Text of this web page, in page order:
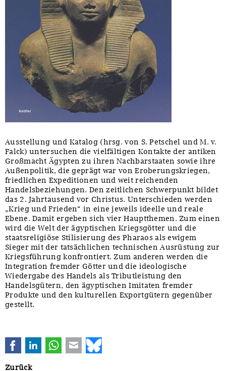
Ausstellung und Katalog (hrsg. von S. Petschel und M. v.
Falck) untersuchen die vielfältigen Kontakte der antiken
Großmacht Ägypten zu ihren Nachbarstaaten sowie ihre
Außenpolitik, die geprägt war von Eroberungskriegen,
friedlichen Expeditionen und weit reichenden
Handelsbeziehungen. Den zeitlichen Schwerpunkt bildet
das 2. Jahrtausend vor Christus. Unterschieden werden
„Krieg und Frieden“ in eine jeweils ideelle und reale
Ebene. Damit ergeben sich vier Hauptthemen. Zum einen
wird die Welt der ägyptischen Kriegsgötter und die
staatsreligiöse Stilisierung des Pharaos als ewigem
Sieger mit der tatsächlichen technischen Ausrüstung zur
Kriegsführung konfrontiert. Zum anderen werden die
Integration fremder Götter und die ideologische
Wiedergabe des Handels als Tributleistung den
Handelsgütern, den ägyptischen Imitaten fremder
Produkte und den kulturellen Exportgütern gegenüber
gestellt.
FacebookLinkedInWhatsApp
E-mail
Zurück